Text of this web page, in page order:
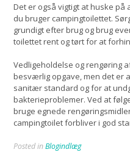
Det er også vigtigt at huske
du bruger campingtoilettet.
grundigt efter brug og brug
toilettet rent og tørt for at
Vedligeholdelse og rengøring
besværlig opgave, men det er
sanitær standard og for at
bakterieproblemer. Ved at
bruge egnede
campingtoilet forbliver i god
Posted inBlogindlæg